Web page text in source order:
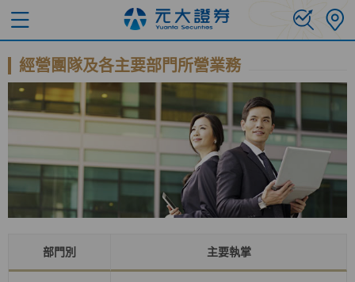
經營團隊及各主要部門所營業務
部門別 主要執掌